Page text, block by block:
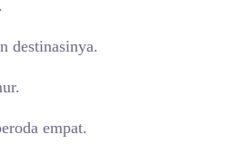
destinasinya.
empat.